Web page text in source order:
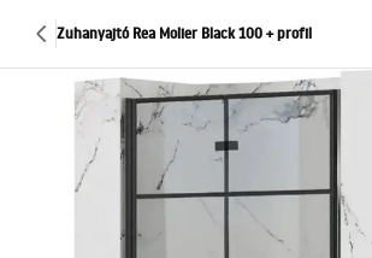
Zuhanyajtó Rea Molier Black 100 + profil